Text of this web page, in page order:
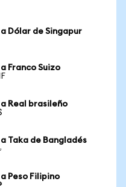
Dólar de Singapur
Franco Suizo
Real brasileño
Taka de Bangladés
Peso Filipino